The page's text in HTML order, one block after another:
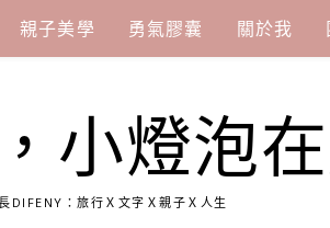
親子美學 勇氣膠囊 關於我
小燈泡
DIFENY：旅行Ｘ文字Ｘ親子Ｘ人生